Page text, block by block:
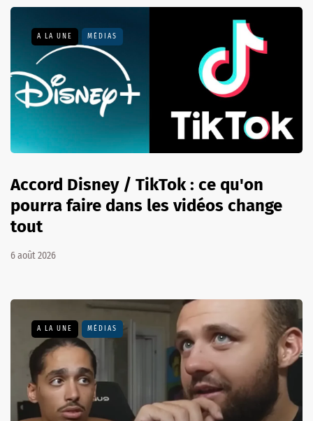
A LA UNE MÉDIAS
Accord Disney / TikTok : ce qu'on
pourra faire dans les vidéos change
tout
6 août 2026
A LA UNE MÉDIAS